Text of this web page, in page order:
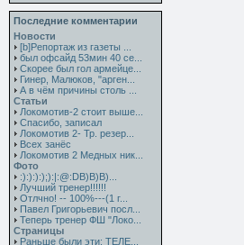
Последние комментарии
Новости
[b]Репортаж из газеты ...
был офсайд 53мин 40 се...
Скорее был гол армейце...
Гинер, Малюков, "арген...
А в чём причины столь ...
Статьи
Локомотив-2 стоит выше...
Спасибо, записал
Локомотив 2- Тр. резер...
Всех занёс
Локомотив 2 Медных ник...
Фото
:):):):);):|:@:DB)B)B)...
Лучший тренер!!!!!!
Отлчно! -- 100%---(1 г...
Павел Григорьевич посл...
Теперь тренер ФШ "Локо...
Страницы
Раньше были эти: ТЕЛЕ...